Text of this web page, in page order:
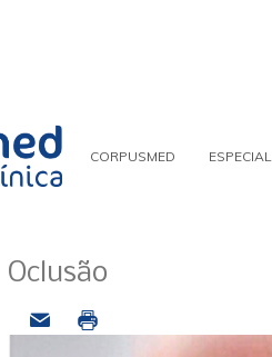
CORPUSMED
Oclusão